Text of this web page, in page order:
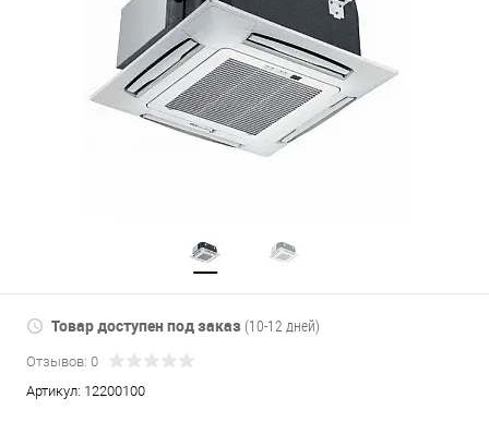
Товар доступен под заказ (10-12 дней)
Отзывов: 0
Артикул: 12200100